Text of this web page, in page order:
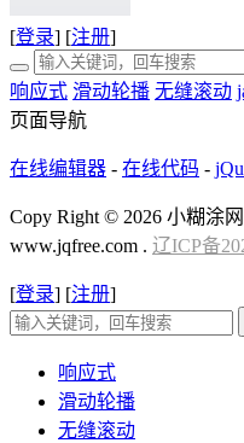
[登录] [注册]
响应式 滑动轮播 无缝滚动
页面导航
在线编辑器 - 在线代码 -
Copy Right © 2026 小糊涂
www.jqfree.com . 辽ICP备
[登录] [注册]
响应式
滑动轮播
无缝滚动